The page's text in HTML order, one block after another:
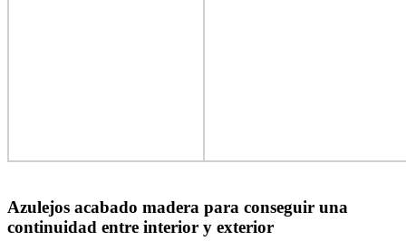
Azulejos acabado madera para conseguir una
continuidad entre interior y exterior